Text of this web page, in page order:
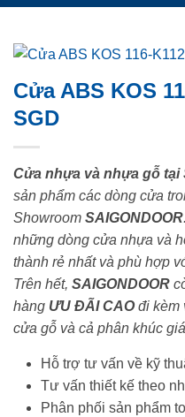
Cửa ABS KOS
SGD
Cửa nhựa và nhựa gỗ tại
sản phẩm các dòng cửa
Showroom SAIGONDOOR
những dòng cửa nhựa và
thành rẻ nhất và phù hợp
Trên hết, SAIGONDOOR
hàng ƯU ĐÃI CAOđi kèm
cửa gỗ và cả phân khúc
Hỗ trợ tư vấn về kỹ
Tư vấn thiết kế theo
Phân phối sản phẩm